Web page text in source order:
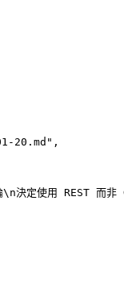
20.md" ,
決定使用 REST 而